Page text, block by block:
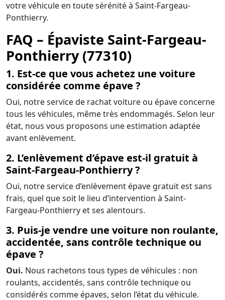
votre véhicule en toute sérénité à Saint-Fargeau-
Ponthierry.
FAQ – Épaviste Saint-Fargeau-
Ponthierry (77310)
1. Est-ce que vous achetez une voiture
considérée comme épave ?
Oui, notre service de rachat voiture ou épave concerne
tous les véhicules, même très endommagés. Selon leur
état, nous vous proposons une estimation adaptée
avant enlèvement.
2. L’enlèvement d’épave est-il gratuit à
Saint-Fargeau-Ponthierry ?
Oui, notre service d’enlèvement épave gratuit est sans
frais, quel que soit le lieu d’intervention à Saint-
Fargeau-Ponthierry et ses alentours.
3. Puis-je vendre une voiture non roulante,
accidentée, sans contrôle technique ou
épave ?
Oui. Nous rachetons tous types de véhicules : non
roulants, accidentés, sans contrôle technique ou
considérés comme épaves, selon l’état du véhicule.